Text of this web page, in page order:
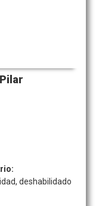
deshabilidado